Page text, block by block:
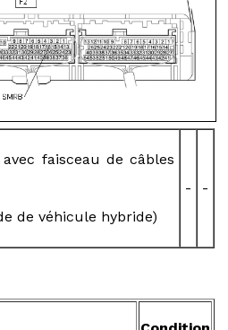
faisceau de câbles
de véhicule hybride)
- -